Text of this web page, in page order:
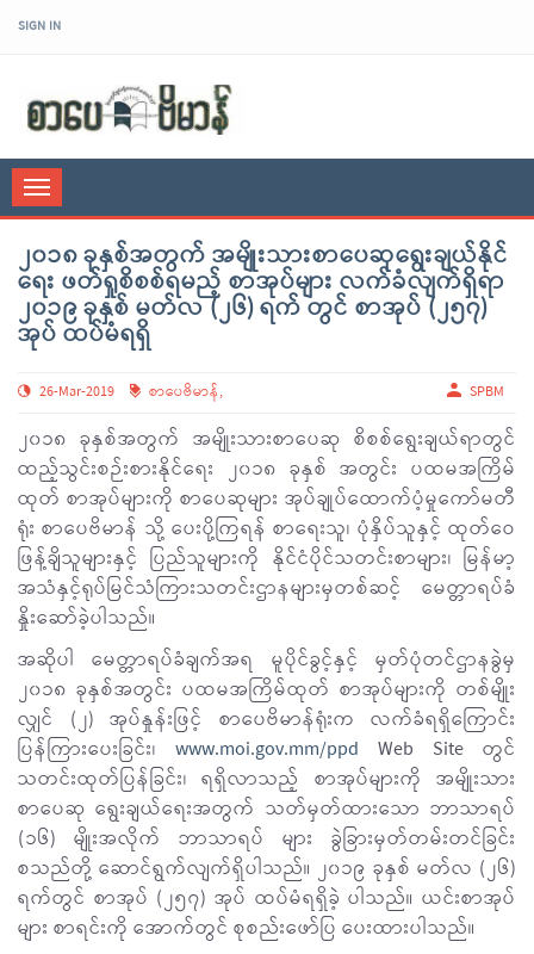
SIGN IN
Toggle
navigation
၂၀၁၈ ခုနှစ်အတွက် အမျိုးသားစာပေဆုရွေးချယ်နိုင်
ရေး ဖတ်ရှုစိစစ်ရမည့် စာအုပ်များ လက်ခံလျက်ရှိရာ
၂၀၁၉ ခုနှစ် မတ်လ (၂၆) ရက် တွင် စာအုပ် (၂၅၇)
အုပ် ထပ်မံရရှိ
26-Mar-2019 စာပေဗိမာန်, SPBM
၂၀၁၈ ခုနှစ်အတွက် အမျိုးသားစာပေဆု စိစစ်ရွေးချယ်ရာတွင်
ထည့်သွင်းစဉ်းစားနိုင်ရေး ၂၀၁၈ ခုနှစ် အတွင်း ပထမအကြိမ်
ထုတ် စာအုပ်များကို စာပေဆုများ အုပ်ချုပ်ထောက်ပံ့မှုကော်မတီ
ရုံး စာပေဗိမာန် သို့ ပေးပို့ကြရန် စာရေးသူ၊ ပုံနှိပ်သူနှင့် ထုတ်ဝေ
ဖြန့်ချိသူများနှင့် ပြည်သူများကို နိုင်ငံပိုင်သတင်းစာများ၊ မြန်မာ့
အသံနှင့်ရုပ်မြင်သံကြားသတင်းဌာနများမှတစ်ဆင့် မေတ္တာရပ်ခံ
နှိုးဆော်ခဲ့ပါသည်။
အဆိုပါ မေတ္တာရပ်ခံချက်အရ မူပိုင်ခွင့်နှင့် မှတ်ပုံတင်ဌာနခွဲမှ
၂၀၁၈ ခုနှစ်အတွင်း ပထမအကြိမ်ထုတ် စာအုပ်များကို တစ်မျိုး
လျှင် (၂) အုပ်နှုန်းဖြင့် စာပေဗိမာန်ရုံးက လက်ခံရရှိကြောင်း
ပြန်ကြားပေးခြင်း၊ www.moi.gov.mm/ppd Web Site တွင်
သတင်းထုတ်ပြန်ခြင်း၊ ရရှိလာသည့် စာအုပ်များကို အမျိုးသား
စာပေဆု ရွေးချယ်ရေးအတွက် သတ်မှတ်ထားသော ဘာသာရပ်
(၁၆) မျိုးအလိုက် ဘာသာရပ် များ ခွဲခြားမှတ်တမ်းတင်ခြင်း
စသည်တို့ ဆောင်ရွက်လျက်ရှိပါသည်။ ၂၀၁၉ ခုနှစ် မတ်လ (၂၆)
ရက်တွင် စာအုပ် (၂၅၇) အုပ် ထပ်မံရရှိခဲ့ ပါသည်။ ယင်းစာအုပ်
များ စာရင်းကို အောက်တွင် စုစည်းဖော်ပြ ပေးထားပါသည်။